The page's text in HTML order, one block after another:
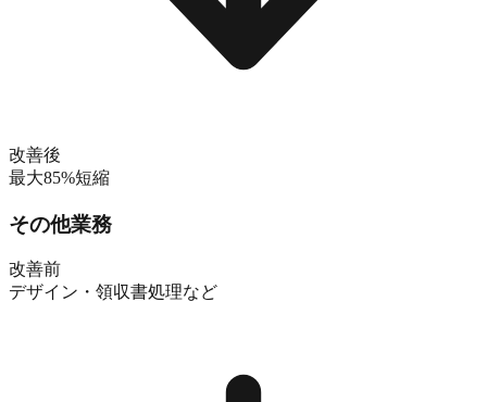
改善後
最大85%短縮
その他業務
改善前
デザイン・領収書処理など